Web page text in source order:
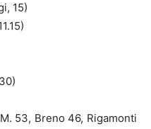
15)
53, Breno 46, Rigamonti